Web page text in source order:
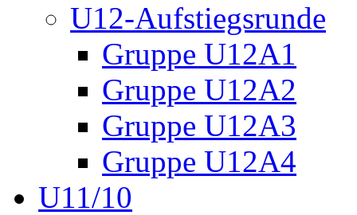
U12-Aufstiegsrunde
Gruppe U12A1
Gruppe U12A2
Gruppe U12A3
Gruppe U12A4
U11/10